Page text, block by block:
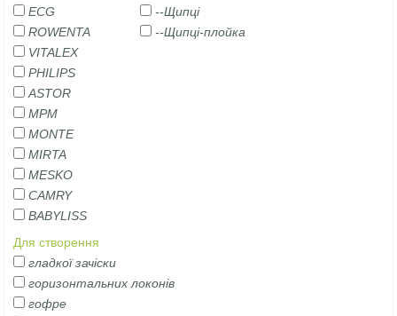
ECG
ROWENTA
VITALEX
PHILIPS
ASTOR
MPM
MONTE
MIRTA
MESKO
CAMRY
BABYLISS
--Щипці
--Щипці-плойка
Для створення
гладкої зачіски
горизонтальних локонів
гофре